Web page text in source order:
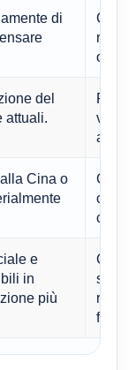
di
Ciò
del
attuali.
Cina o
Ciò
e
in
più
Ciò